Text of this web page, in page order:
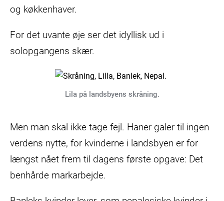
og køkkenhaver.
For det uvante øje ser det idyllisk ud i
solopgangens skær.
Lila på landsbyens skråning.
Men man skal ikke tage fejl. Haner galer til ingen
verdens nytte, for kvinderne i landsbyen er for
længst nået frem til dagens første opgave: Det
benhårde markarbejde.